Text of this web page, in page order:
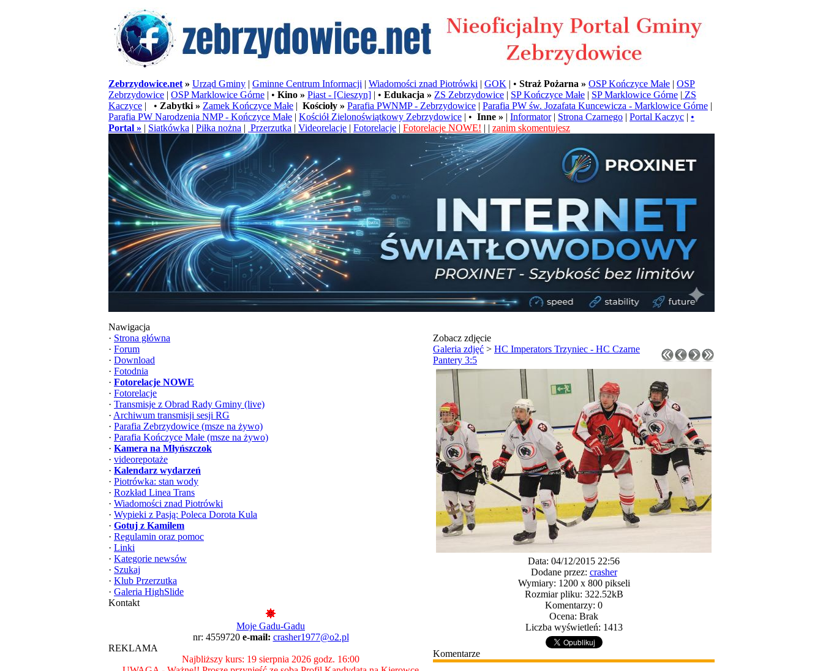
Zebrzydowice.net » Urząd Gminy | Gminne Centrum Informacji | Wiadomości znad Piotrówki | GOK | • Straż Pożarna » OSP Kończyce Małe | OSP
Zebrzydowice | OSP Marklowice Górne | • Kino » Piast - [Cieszyn] | • Edukacja » ZS Zebrzydowice | SP Kończyce Małe | SP Marklowice Górne | ZS
Kaczyce | • Zabytki » Zamek Kończyce Małe | Kościoły » Parafia PWNMP - Zebrzydowice | Parafia PW św. Jozafata Kuncewicza - Marklowice Górne |
Parafia PW Narodzenia NMP - Kończyce Małe | Kościół Zielonoświątkowy Zebrzydowice | • Inne » | Informator| Strona Czarnego | Portal Kaczyc | •
Portal » | Siatkówka | Piłka nożna | Przerzutka | Videorelacje | Fotorelacje | Fotorelacje NOWE! | | zanim skomentujesz
Nawigacja
· Strona główna
· Forum
· Download
· Fotodnia
· Fotorelacje NOWE
· Fotorelacje
· Transmisje z Obrad Rady Gminy (live)
· Archiwum transmisji sesji RG
· Parafia Zebrzydowice (msze na żywo)
· Parafia Kończyce Małe (msze na żywo)
· Kamera na Młyńszczok
· videorepotaże
· Kalendarz wydarzeń
· Piotrówka: stan wody
· Rozkład Linea Trans
· Wiadomości znad Piotrówki
· Wypieki z Pasją: Poleca Dorota Kula
· Gotuj z Kamilem
· Regulamin oraz pomoc
· Linki
· Kategorie newsów
· Szukaj
· Klub Przerzutka
· Galeria HighSlide
Kontakt
Moje Gadu-Gadu
nr: 4559720 e-mail: crasher1977@o2.pl
REKLAMA
Najbliższy kurs: 19 sierpnia 2026 godz. 16:00
Zobacz zdjęcie
Galeria zdjęć > HC Imperators Trzyniec - HC Czarne
Pantery 3:5
Data: 04/12/2015 22:56
Dodane przez: crasher
Wymiary: 1200 x 800 pikseli
Rozmiar pliku: 322.52kB
Komentarzy: 0
Ocena: Brak
Liczba wyświetleń: 1413
Komentarze